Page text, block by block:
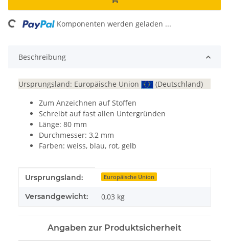
Komponenten werden geladen ...
Beschreibung
Ursprungsland: Europäische Union
(Deutschland)
Zum Anzeichnen auf Stoffen
Schreibt auf fast allen Untergründen
Länge: 80 mm
Durchmesser: 3,2 mm
Farben: weiss, blau, rot, gelb
Produkteigenschaft
Wert
Ursprungsland: Europäische Union
Versandgewicht: 0,03 kg
Angaben zur Produktsicherheit